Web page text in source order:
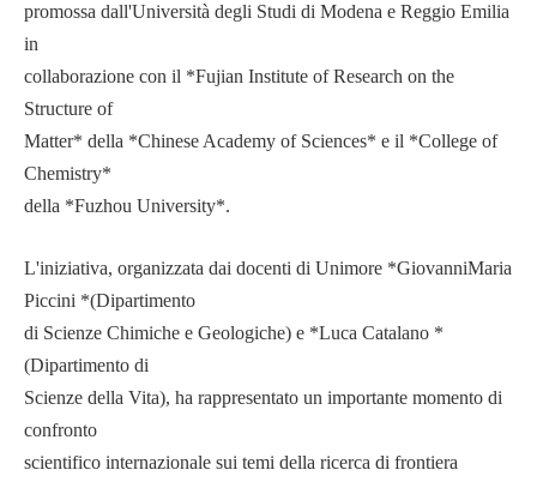
promossa dall'Università degli Studi di Modena e Reggio Emilia
in
collaborazione con il *Fujian Institute of Research on the
Structure of
Matter* della *Chinese Academy of Sciences* e il *College of
Chemistry*
della *Fuzhou University*.
L'iniziativa, organizzata dai docenti di Unimore *GiovanniMaria
Piccini *(Dipartimento
di Scienze Chimiche e Geologiche) e *Luca Catalano *
(Dipartimento di
Scienze della Vita), ha rappresentato un importante momento di
confronto
scientifico internazionale sui temi della ricerca di frontiera